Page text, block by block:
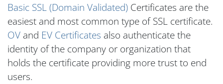
Basic SSL (Domain Validated) Certificates are the
easiest and most common type of SSL certificate.
OV and EV Certificates also authenticate the
identity of the company or organization that
holds the certificate providing more trust to end
users.